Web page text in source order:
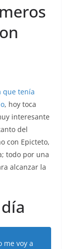
que tenía
, hoy toca
interesante
del
con Epicteto,
todo por una
alcanzar la
me voy a